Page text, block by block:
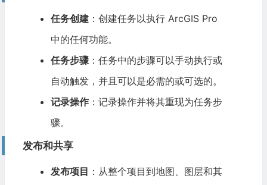
任务创建：创建任务以执行 ArcGIS Pro
中的任何功能。
任务步骤：任务中的步骤可以手动执行或
自动触发，并且可以是必需的或可选的。
记录操作：记录操作并将其重现为任务步
骤。
发布和共享
发布项目 ：从整个项目到地图、图层和其